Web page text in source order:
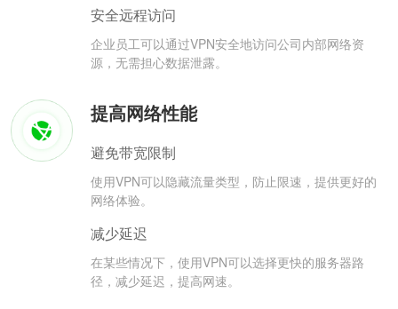
安全远程访问
企业员工可以通过VPN安全地访问公司内部网络资
源，无需担心数据泄露。
提高网络性能
避免带宽限制
使用VPN可以隐藏流量类型，防止限速，提供更好的
网络体验。
减少延迟
在某些情况下，使用VPN可以选择更快的服务器路
径，减少延迟，提高网速。